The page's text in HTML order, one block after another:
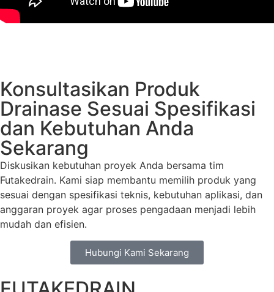
Konsultasikan Produk
Drainase Sesuai Spesifikasi
dan Kebutuhan Anda
Sekarang
Diskusikan kebutuhan proyek Anda bersama tim
Futakedrain. Kami siap membantu memilih produk yang
sesuai dengan spesifikasi teknis, kebutuhan aplikasi, dan
anggaran proyek agar proses pengadaan menjadi lebih
mudah dan efisien.
Hubungi Kami Sekarang